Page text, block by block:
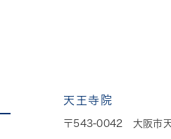
天王寺院
〒543-0042 大阪市